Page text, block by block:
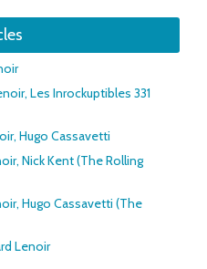
Les Inrockuptibles 331
Hugo Cassavetti
Nick Kent (The Rolling
Hugo Cassavetti (The
Lenoir